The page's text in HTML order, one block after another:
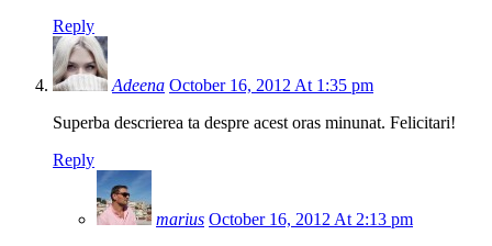
Reply
Adeena October 16, 2012 At 1:35 pm
Superba descrierea ta despre acest oras minunat. Felicitari!
Reply
marius October 16, 2012 At 2:13 pm